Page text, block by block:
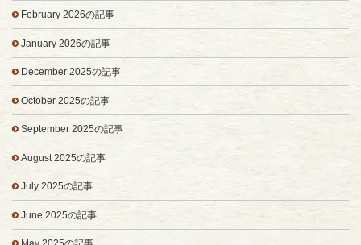
February 2026の記事
January 2026の記事
December 2025の記事
October 2025の記事
September 2025の記事
August 2025の記事
July 2025の記事
June 2025の記事